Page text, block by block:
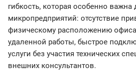
гибкость, которая особенно важна
микропредприятий: отсутствие
физическому расположению
удаленной работы, быстрое
услуги без участия технических
внешних консультантов.